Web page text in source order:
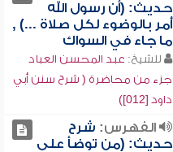
حديث: (أن رسول الله
أُمر بالوضوء لكل صلاة ...) ,
ما جاء في السواك
للشيخ: عبد المحسن العباد
جزء من محاضرة ( شرح سنن أبي
داود [012])
الفهرس: شرح
حديث: (من توضأ على